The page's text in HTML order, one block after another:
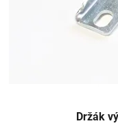
Držák